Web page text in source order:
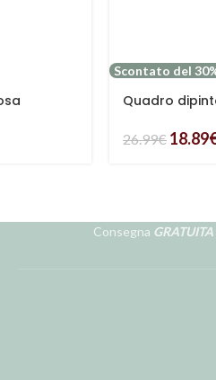
Scontato del
Quadro
26.99€ 18.89
Consegna GRATUITA